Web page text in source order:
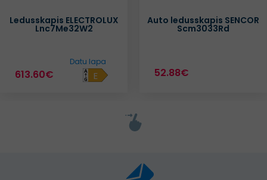
Ledusskapis ELECTROLUX
Lnc7Me32W2
613.60€ E
Datu lapa
Auto ledusskapis SENCOR
Scm3033Rd
52.88€